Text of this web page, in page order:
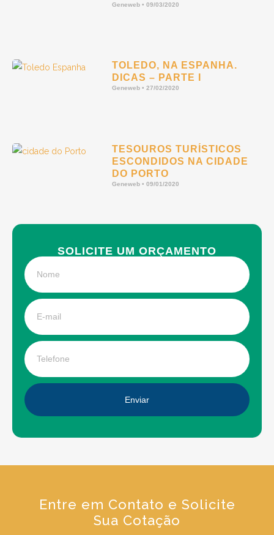
Geneweb 09/03/2020
TOLEDO, NA ESPANHA.
DICAS – PARTE I
Geneweb 27/02/2020
TESOUROS TURÍSTICOS
ESCONDIDOS NA CIDADE
DO PORTO
Geneweb 09/01/2020
SOLICITE UM ORÇAMENTO
Enviar
Entre em Contato e Solicite
Sua Cotação